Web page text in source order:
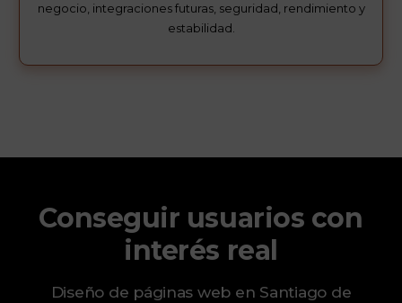
negocio, integraciones futuras, seguridad, rendimiento y
estabilidad.
Conseguir usuarios con
interés real
Diseño de páginas web en Santiago de